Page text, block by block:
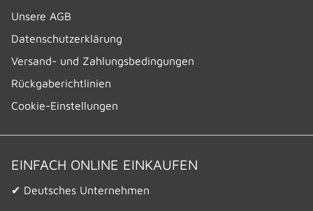
Unsere AGB
Datenschutzerklärung
Versand- und Zahlungsbedingungen
Rückgaberichtlinien
Cookie-Einstellungen
EINFACH ONLINE EINKAUFEN
✔ Deutsches Unternehmen